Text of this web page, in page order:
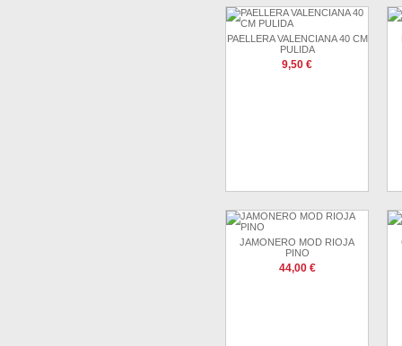
PAELLERA VALENCIANA 40 CM
PULIDA
9,50 €
JAMONERO MOD RIOJA
PINO
44,00 €